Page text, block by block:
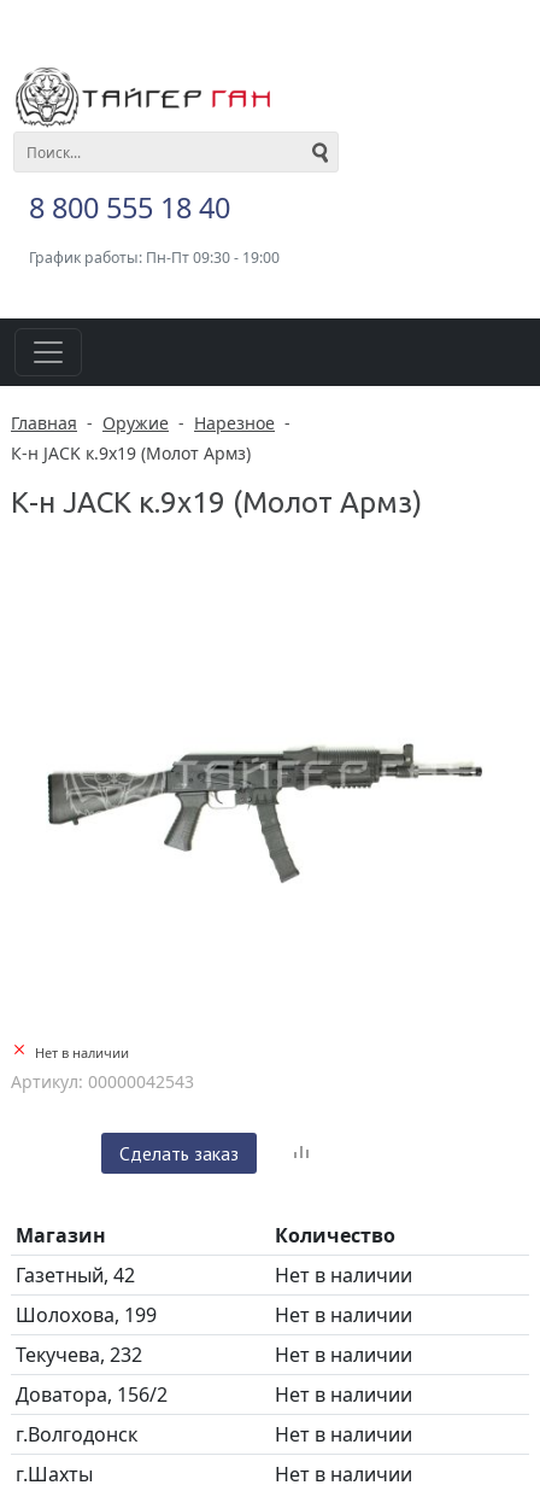
8 800 555 18 40
График работы: Пн-Пт 09:30 - 19:00
Главная - Оружие - Нарезное -
К-н JACK к.9x19 (Молот Армз)
К-н JACK к.9x19 (Молот Армз)
Нет в наличии
Артикул: 00000042543
Сделать заказ
Магазин
Количество
Газетный, 42
Нет в наличии
Шолохова, 199
Нет в наличии
Текучева, 232
Нет в наличии
Доватора, 156/2
Нет в наличии
г.Волгодонск
Нет в наличии
г.Шахты
Нет в наличии